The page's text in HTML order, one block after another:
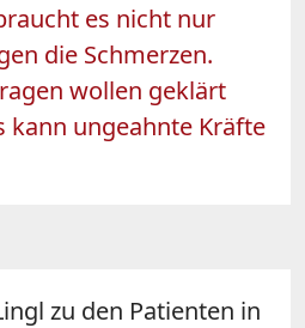
es nicht nur
die Schmerzen.
wollen geklärt
kann ungeahnte Kräfte
zu den Patienten in